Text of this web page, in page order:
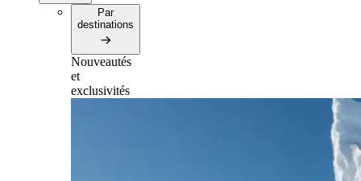
Par
destinations
Nouveautés
et
exclusivités